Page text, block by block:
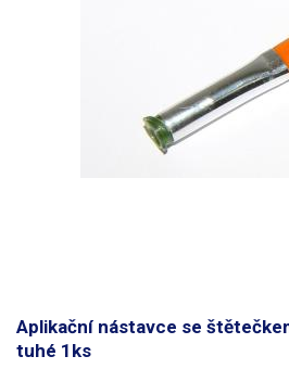
Aplikační nástavce se
tuhé 1ks